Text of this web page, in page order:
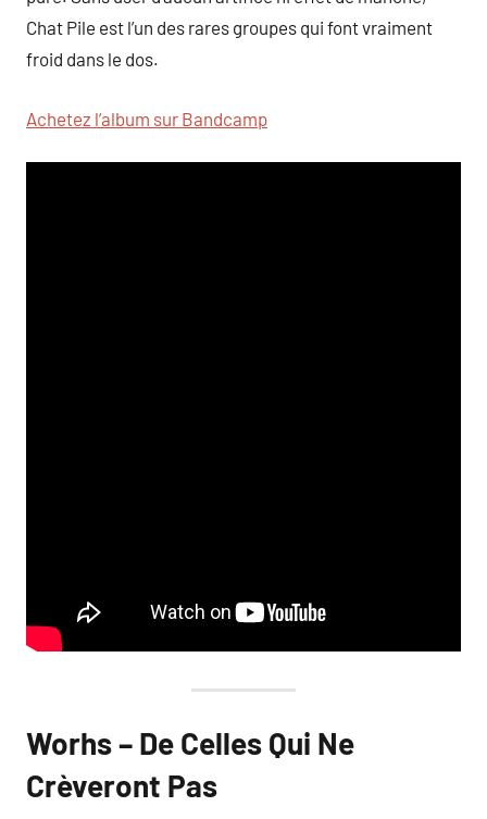
Chat Pile est l’un des rares groupes qui font vraiment
froid dans le dos.
Achetez l’album sur Bandcamp
Worhs – De Celles Qui Ne
Crèveront Pas